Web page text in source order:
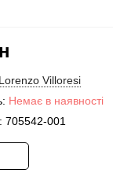
Lorenzo Villoresi
Немає в наявності
705542-001